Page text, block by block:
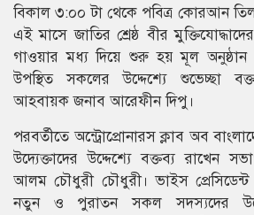
বিকাল ৩:০০ টা থেকে পবিত্র কোরআন
এই মাসে জাতির শ্রেষ্ঠ বীর
গাওয়ার মধ্য দিয়ে শুরু হয় মূল অনুষ্ঠান
উপস্থিত সকলের উদ্দেশ্যে শুভেচ্ছা
আহবায়ক জনাব আরেফীন দিপু।
পরবর্তীতে অন্ট্রোপ্রোনারস ক্লাব অব
উদ্যেক্তাদের উদ্দেশ্যে বক্তব্য রাখেন
আলম চৌধুরী চৌধুরী। ভাইস প্রেসিডেন্ট
নতুন ও পুরাতন সকল সদস্যদের